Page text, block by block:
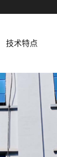
技术特点